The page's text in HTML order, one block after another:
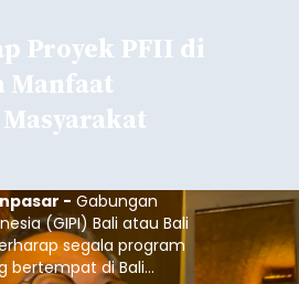
Proyek PFII di
Manfaat
- Gabungan
(GIPI) Bali atau Bali
segala program
bertempat di Bali